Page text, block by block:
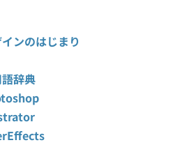
ンのはじまり
辞典